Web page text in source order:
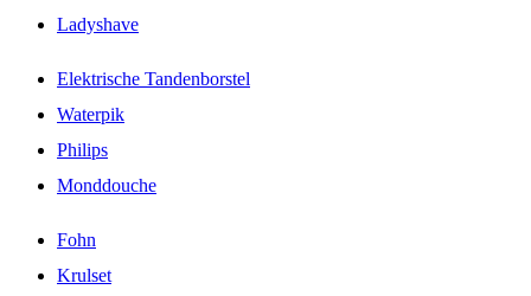
Ladyshave
Elektrische Tandenborstel
Waterpik
Philips
Monddouche
Fohn
Krulset